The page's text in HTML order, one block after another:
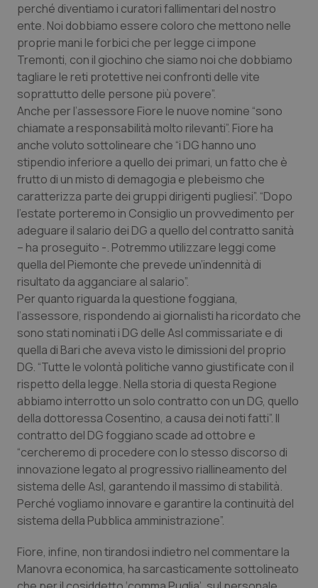
Provincia Autonoma di Bolzano
Provincia Autonoma di Trento
Puglia
Sardegna
Sicilia
Toscana
Umbria
Valle D’Aosta
Veneto
Infezioni & Febbre
Ipertensione & Scompenso
Malattie rare
Malattia di Crohn & Rettocolite Ulcerosa
Neuroscienze & patologie neurodegenerative
Obesità
Oftalmologia
Oncodermatologia
Oncoematologia
Oncologia & Nutrizione
Psoriasi & pelle
Quotidiano Cardiologia
Quotidiano Chirurgia
Quotidiano Oncologia
Quotidiano Pediatria
Rene & patologie urogenitali
perché diventiamo i curatori fallimentari del nostro
ente. Noi dobbiamo essere coloro che mettono nelle
proprie mani le forbici che per legge ci impone
Tremonti, con il giochino che siamo noi che dobbiamo
tagliare le reti protettive nei confronti delle vite
soprattutto delle persone più povere”.
Anche per l’assessore Fiore le nuove nomine “sono
chiamate a responsabilità molto rilevanti”. Fiore ha
anche voluto sottolineare che “i DG hanno uno
stipendio inferiore a quello dei primari, un fatto che è
frutto di un misto di demagogia e plebeismo che
caratterizza parte dei gruppi dirigenti pugliesi”. “Dopo
l’estate porteremo in Consiglio un provvedimento per
adeguare il salario dei DG a quello del contratto sanità
– ha proseguito -. Potremmo utilizzare leggi come
quella del Piemonte che prevede un’indennità di
risultato da agganciare al salario”.
Per quanto riguarda la questione foggiana,
l’assessore, rispondendo ai giornalisti ha ricordato che
sono stati nominati i DG delle Asl commissariate e di
quella di Bari che aveva visto le dimissioni del proprio
DG. “Tutte le volontà politiche vanno giustificate con il
rispetto della legge. Nella storia di questa Regione
abbiamo interrotto un solo contratto con un DG, quello
della dottoressa Cosentino, a causa dei noti fatti”. Il
contratto del DG foggiano scade ad ottobre e
“cercheremo di procedere con lo stesso discorso di
innovazione legato al progressivo riallineamento del
sistema delle Asl, garantendo il massimo di stabilità.
Perché vogliamo innovare e garantire la continuità del
sistema della Pubblica amministrazione”.
Fiore, infine, non tirandosi indietro nel commentare la
Manovra economica, ha sarcasticamente sottolineato